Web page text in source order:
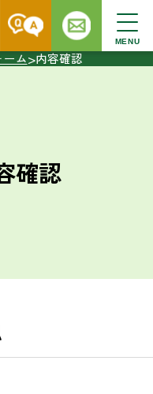
MENU
ム>内容確認
確認